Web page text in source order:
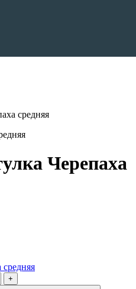
средняя
Черепаха
+